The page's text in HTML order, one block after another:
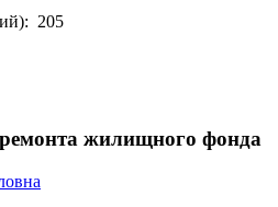
205
жилищного фонда